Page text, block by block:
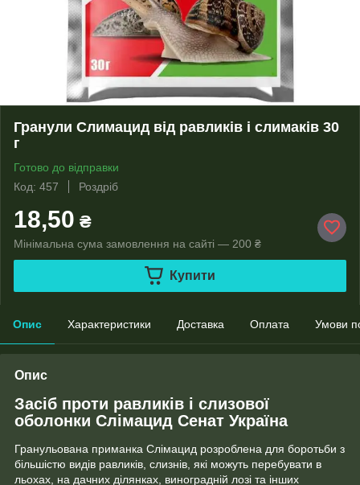
Гранули Слимацид від равликів і слимаків 30
г
Готово до відправки
Код: 457
Роздріб
18,50 ₴
Мінімальна сума замовлення на сайті — 200 ₴
Купити
Опис Характеристики Доставка Оплата Умови
Опис
Засіб проти равликів і слизової
оболонки Слімацид Сенат Україна
Гранульована приманка Слімацид розроблена для боротьби з
більшістю видів равликів, слизнів, які можуть перебувати в
льохах, на дачних ділянках, виноградній лозі та інших